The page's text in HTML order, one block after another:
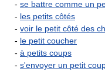
- se battre comme un
- les petits côtés
- voir le petit côté des
- le petit coucher
- à petits coups
- s'envoyer un petit